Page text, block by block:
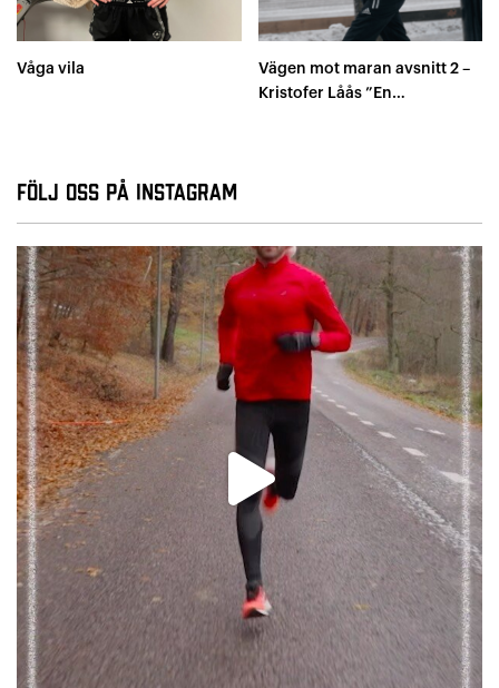
Våga vila
Vägen mot maran avsnitt 2 –
Kristofer Låås ”En
Följ oss på Instagram